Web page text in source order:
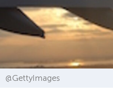
@GettyImages